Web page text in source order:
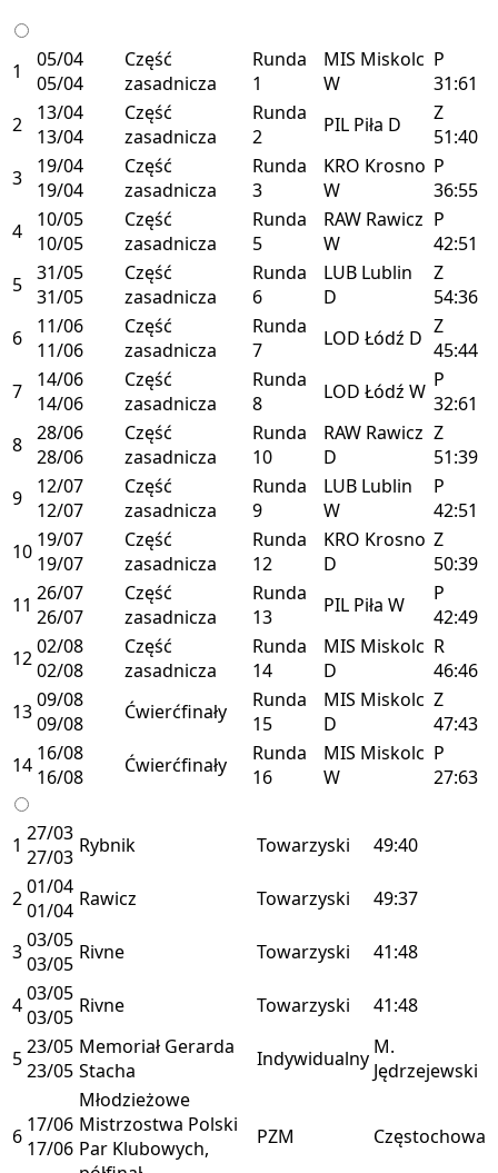
1
05/04
05/04
Część
zasadnicza
Runda
1
MIS Miskolc
W
P
31:61
2
13/04
13/04
Część
zasadnicza
Runda
2
PIL Piła D
Z
51:40
3
19/04
19/04
Część
zasadnicza
Runda
3
KRO Krosno
W
P
36:55
4
10/05
10/05
Część
zasadnicza
Runda
5
RAW Rawicz
W
P
42:51
5 31/05
31/05
Część
zasadnicza
Runda
6
LUB Lublin
D
Z
54:36
6
11/06
11/06
Część
zasadnicza
Runda
7
LOD Łódź D Z
45:44
7
14/06
14/06
Część
zasadnicza
Runda
8
LOD Łódź W P
32:61
8 28/06
28/06
Część
zasadnicza
Runda
10
RAW Rawicz
D
Z
51:39
9
12/07
12/07
Część
zasadnicza
Runda
9
LUB Lublin
W
P
42:51
10 19/07
19/07
Część
zasadnicza
Runda
12
KRO Krosno
D
Z
50:39
11 26/07
26/07
Część
zasadnicza
Runda
13
PIL Piła W
P
42:49
1202/08
02/08
Część
zasadnicza
Runda
14
MIS Miskolc
D
R
46:46
1309/08
09/08
Ćwierćfinały
Runda
15
MIS Miskolc
D
Z
47:43
14 16/08
16/08
Ćwierćfinały
Runda
16
MIS Miskolc
W
P
27:63
1 27/03
27/03 Rybnik Towarzyski 49:40
201/04
01/04 Rawicz Towarzyski 49:37
303/05
03/05 Rivne Towarzyski 41:48
403/05
03/05 Rivne Towarzyski 41:48
523/05
23/05
Memoriał Gerarda
Stacha
Indywidualny M.
Jędrzejewski
6 17/06
17/06
Młodzieżowe
Mistrzostwa Polski
Par Klubowych,
PZM Częstochowa